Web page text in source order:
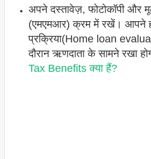
अपने दस्तावेज़, फोटोकॉपी और
(एमएमआर) क्रम में रखें। आपने
प्रक्रिया(Home loan
दौरान ऋणदाता के सामने रखा
Tax Benefits क्या हैं?